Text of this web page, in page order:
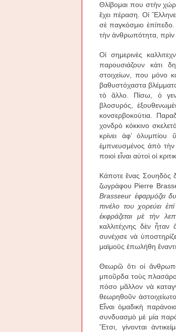
Θλίβομαι που στὴν
ἔχει πέραση. Οἱ
σὲ παγκόσμιο
τὴν ἀνθρωπότητα, πρὶν
Οἱ σημερινὲς
παρουσιάζουν κάτι
στοιχείων, που μόνο
βαθυστόχαστα
τὸ ἄλλο. Πίσω, ὁ
βλοσυρός,
κονσερβοκούτια.
χονδρὸ κόκκινο
κρίνει ἀφ’
ἐμπνευσμένος ἀπὸ τὴν
ποιοὶ εἶναι αὐτοὶ οἱ
Κάποτε ἕνας Σουηδὸς
ζωγράφου Pierre
Brassεeur ἐφαρμόζει
πινέλο του χορεύει
ἐκφράζεται μὲ τὴν
καλλιτέχνης δὲν
συνέχισε νὰ
μαϊμοῡς ἐπωλήθη
Θεωρῶ ὅτι οἱ
μποῦρδα τοὺς
πόσο μᾶλλον νὰ
θεωρηθοῦν
Εἶναι ὁμαδικὴ
συνδυασμὸ μὲ μία
Ἔτσι, γίνονται